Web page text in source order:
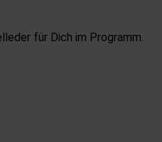
für Dich im Programm.